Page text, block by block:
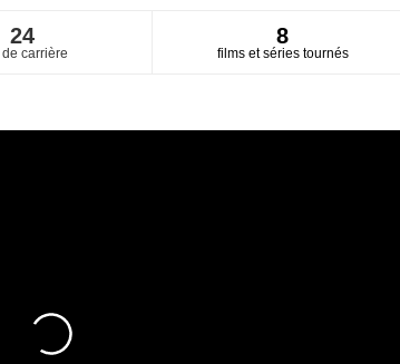
24
carrière
8
films et séries tournés